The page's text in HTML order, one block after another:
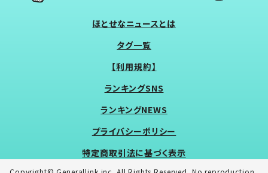
ほとせなニュースとは
タグ一覧
【利用規約】
ランキングSNS
ランキングNEWS
プライバシーポリシー
特定商取引法に基づく表示